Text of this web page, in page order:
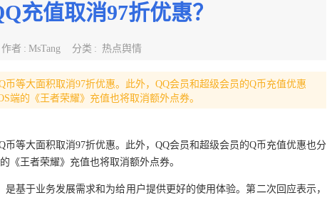
充值取消97折优惠？
作者 : MsTang 分类 : 热点舆情
等大面积取消97折优惠。此外，QQ会员和超级会员的Q币充值优惠
端的《王者荣耀》充值也将取消额外点券。
等大面积取消97折优惠。此外，QQ会员和超级会员的Q币充值优惠也分
《王者荣耀》充值也将取消额外点券。
基于业务发展需求和为给用户提供更好的使用体验。第二次回应表示，